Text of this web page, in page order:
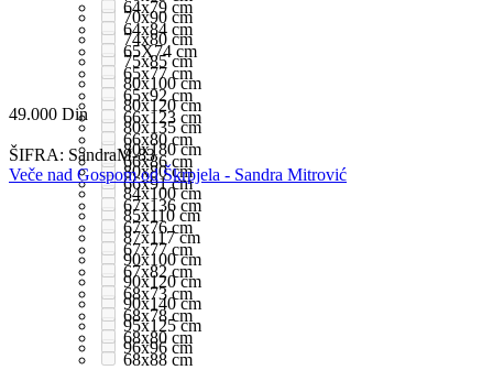
70x90 cm
74x80 cm
75x85 cm
80x100 cm
80x120 cm
80x135 cm
80x180 cm
80x80 cm
84x100 cm
85x110 cm
87x117 cm
90x100 cm
90x120 cm
90x140 cm
95x125 cm
96x96 cm
64x79 cm
64x84 cm
65X74 cm
65x77 cm
65x92 cm
66x123 cm
66x80 cm
66x86 cm
66x91 cm
67x136 cm
67x76 cm
67x77 cm
67x82 cm
68x73 cm
68x78 cm
68x80 cm
68x88 cm
49.000 Din
ŠIFRA: SandraM-83
Veče nad Gospom od Škrpjela - Sandra Mitrović